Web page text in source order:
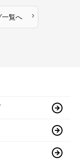
一覧へ ›